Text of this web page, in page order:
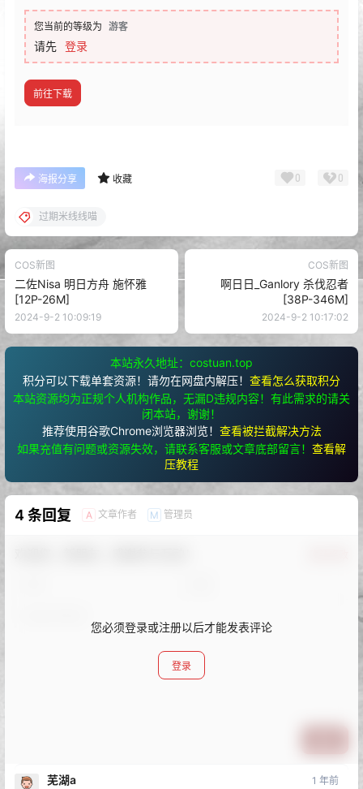
您当前的等级为 游客
请先 登录
前往下载
海报分享 收藏 0 0
过期米线线喵
COS新图
二佐Nisa 明日方舟 施怀雅
[12P-26M]
2024-9-2 10:09:19
COS新图
啊日日_Ganlory 杀伐忍者
[38P-346M]
2024-9-2 10:17:02
本站永久地址：costuan.top
积分可以下载单套资源！请勿在网盘内解压！ 查看怎么获取积分
本站资源均为正规个人机构作品，无漏D违规内容！有此需求的请关
闭本站，谢谢！
推荐使用谷歌Chrome浏览器浏览！ 查看被拦截解决方法
如果充值有问题或资源失效，请联系客服或文章底部留言！ 查看解
压教程
4 条回复 A 文章作者 M 管理员
您必须登录或注册以后才能发表评论
登录
芜湖a 1 年前